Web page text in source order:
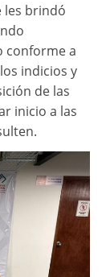
les brindó
conforme a
indicios y
de las
inicio a las